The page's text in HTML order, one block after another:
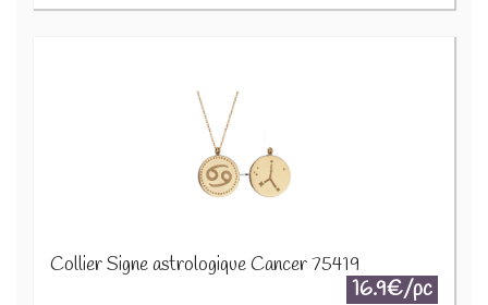
Collier Signe astrologique Cancer 75419
16.9€/pc